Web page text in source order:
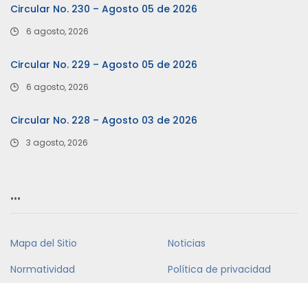
Circular No. 230 – Agosto 05 de 2026
6 agosto, 2026
Circular No. 229 – Agosto 05 de 2026
6 agosto, 2026
Circular No. 228 – Agosto 03 de 2026
3 agosto, 2026
…
Mapa del Sitio
Noticias
Normatividad
Política de privacidad